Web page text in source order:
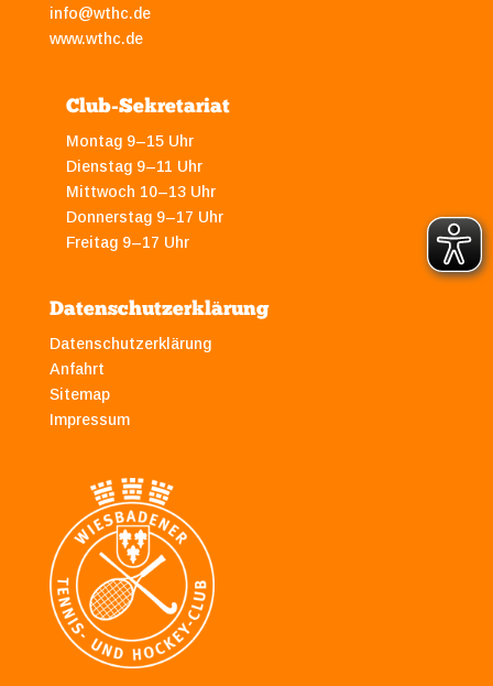
info@wthc.de
www.wthc.de
Club-Sekretariat
Montag 9–15 Uhr
Dienstag 9–11 Uhr
Mittwoch 10–13 Uhr
Donnerstag 9–17 Uhr
Freitag 9–17 Uhr
Datenschutzerklärung
Datenschutzerklärung
Anfahrt
Sitemap
Impressum